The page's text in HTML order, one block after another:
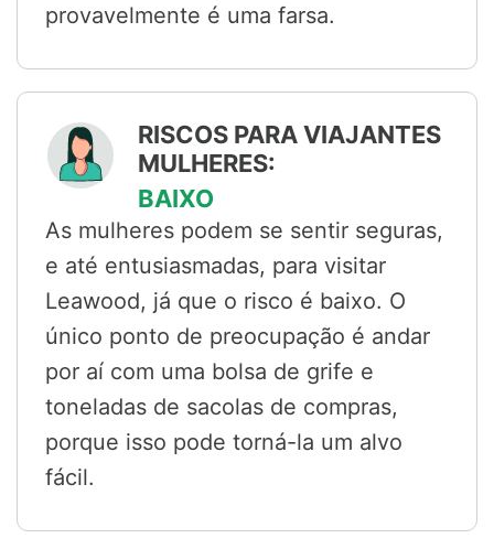
provavelmente é uma farsa.
RISCOS PARA VIAJANTES
MULHERES:
BAIXO
As mulheres podem se sentir seguras,
e até entusiasmadas, para visitar
Leawood, já que o risco é baixo. O
único ponto de preocupação é andar
por aí com uma bolsa de grife e
toneladas de sacolas de compras,
porque isso pode torná-la um alvo
fácil.